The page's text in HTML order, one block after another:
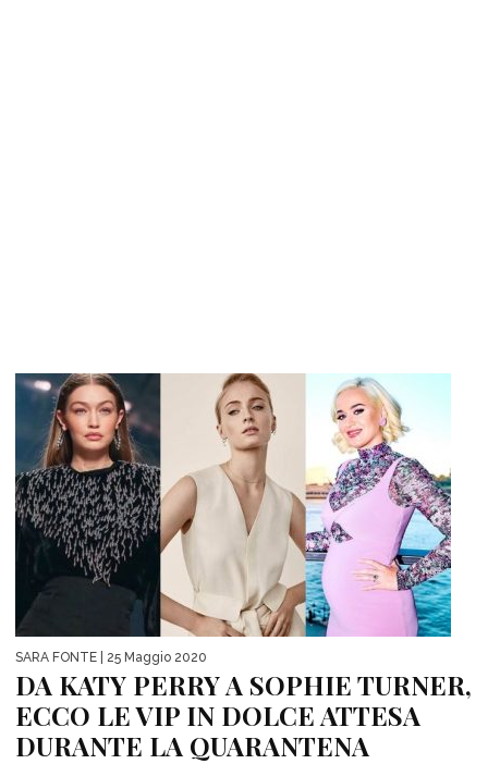
SARA FONTE | 25 Maggio 2020
DA KATY PERRY A SOPHIE TURNER,
ECCO LE VIP IN DOLCE ATTESA
DURANTE LA QUARANTENA